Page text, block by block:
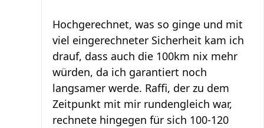
Hochgerechnet, was so ginge und mit
viel eingerechneter Sicherheit kam ich
drauf, dass auch die 100km nix mehr
würden, da ich garantiert noch
langsamer werde. Raffi, der zu dem
Zeitpunkt mit mir rundengleich war,
rechnete hingegen für sich 100-120